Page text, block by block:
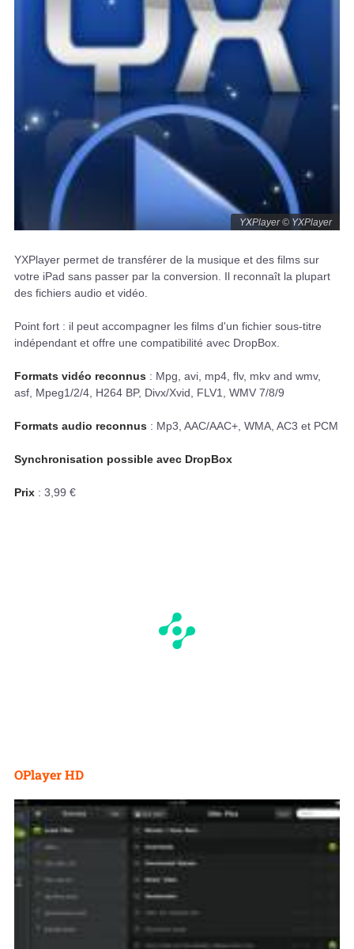
YXPlayer © YXPlayer
YXPlayer permet de transférer de la musique et des films sur
votre iPad sans passer par la conversion. Il reconnaît la plupart
des fichiers audio et vidéo.
Point fort : il peut accompagner les films d'un fichier sous-titre
indépendant et offre une compatibilité avec DropBox.
Formats vidéo reconnus : Mpg, avi, mp4, flv, mkv and wmv,
asf, Mpeg1/2/4, H264 BP, Divx/Xvid, FLV1, WMV 7/8/9
Formats audio reconnus : Mp3, AAC/AAC+, WMA, AC3 et PCM
Synchronisation possible avec DropBox
Prix : 3,99 €
OPlayer HD